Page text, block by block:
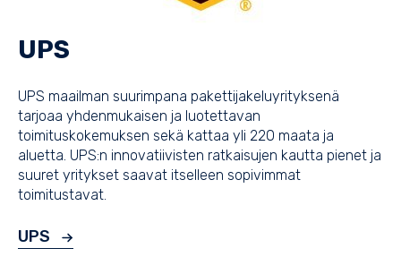
UPS
UPS maailman suurimpana pakettijakeluyrityksenä
tarjoaa yhdenmukaisen ja luotettavan
toimituskokemuksen sekä kattaa yli 220 maata ja
aluetta. UPS:n innovatiivisten ratkaisujen kautta pienet ja
suuret yritykset saavat itselleen sopivimmat
toimitustavat.
UPS